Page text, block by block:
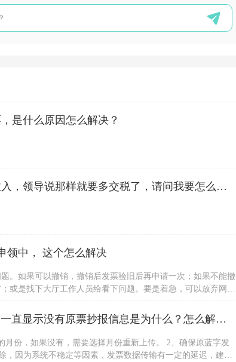
是什么原因怎么解决？
公司收到一笔以工代训补贴，我说放在营业外收入，领导说那样就要多交税了，请问我要怎么做呢？领导还说让我问税局，跟税局说这笔补贴直接拿来交员工的社保，这样是不是就不用交税了？请问我该怎么做比较好呢？
领中， 这个怎么解决
。如果可以撤销，撤销后发票验旧后再申请一次；如果不能撤
或是找下大厅工作人员给看下问题。要是着急，可以放弃网上
请问，我用税务ukey开电子专票的红字信息表，一直显示没有原票抄报信息是为什么？怎么解决？
份，如果没有，需要选择月份重新上传。 2、确保原蓝字发
，因为系统不稳定等因素，发票数据传输有一定的延迟，建议